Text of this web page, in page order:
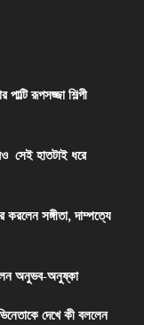
রূপসজ্জা শিল্পী
সেই হাতটাই ধরে
করলেন সঙ্গীতা, দাম্পত্যে
অনুভব-অনুষ্কা
দেখে কী বললেন